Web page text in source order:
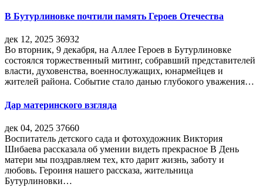
В Бутурлиновке почтили память Героев Отечества
дек 12, 2025 36932
Во вторник, 9 декабря, на Аллее Героев в Бутурлиновке
состоялся торжественный митинг, собравший представителей
власти, духовенства, военнослужащих, юнармейцев и
жителей района. Событие стало данью глубокого уважения…
Дар материнского взгляда
дек 04, 2025 37660
Воспитатель детского сада и фотохудожник Виктория
Шибаева рассказала об умении видеть прекрасное В День
матери мы поздравляем тех, кто дарит жизнь, заботу и
любовь. Героиня нашего рассказа, жительница
Бутурлиновки…